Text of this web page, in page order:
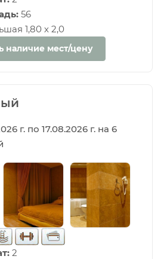
56
1,80 х 2,0
наличие мест/цену
г. по 17.08.2026 г. на 6
2